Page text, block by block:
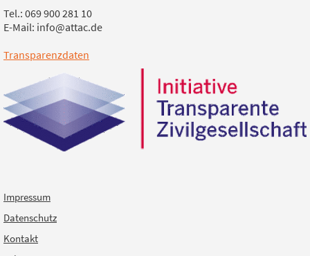
Tel.: 069 900 281 10
E-Mail: info@attac.de
Transparenzdaten
Impressum
Datenschutz
Kontakt